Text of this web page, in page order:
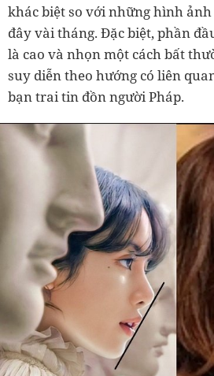
khác biệt so với những hình ảnh
đây vài tháng. Đặc biệt, phần
là cao và nhọn một cách bất
suy diễn theo hướng có liên
bạn trai tin đồn người Pháp.